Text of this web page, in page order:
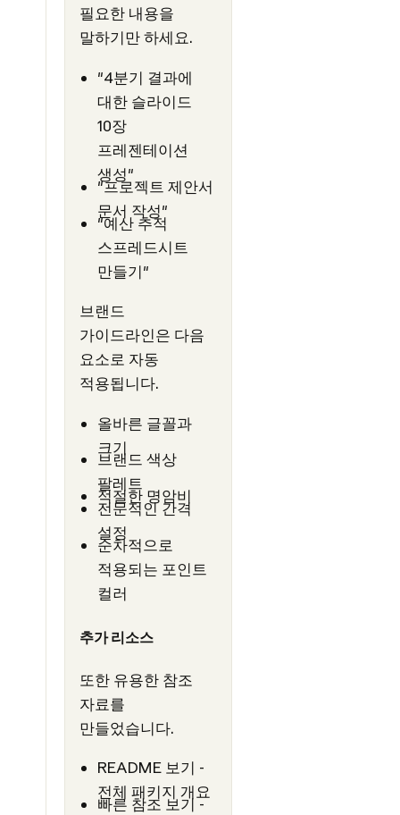
필요한 내용을
말하기만 하세요.
"4분기 결과에
대한 슬라이드
10장
프레젠테이션
생성"
"프로젝트 제안서
문서 작성"
"예산 추적
스프레드시트
만들기"
브랜드
가이드라인은 다음
요소로 자동
적용됩니다.
올바른 글꼴과
크기
브랜드 색상
팔레트
적절한 명암비
전문적인 간격
설정
순차적으로
적용되는 포인트
컬러
추가 리소스
또한 유용한 참조
자료를
만들었습니다.
README 보기 -
전체 패키지 개요
빠른 참조 보기 -